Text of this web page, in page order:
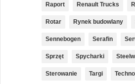
Raport Renault Trucks
Rotar Rynek budowlany
Sennebogen Serafin
Sprzęt Spycharki
Sterowanie Targi